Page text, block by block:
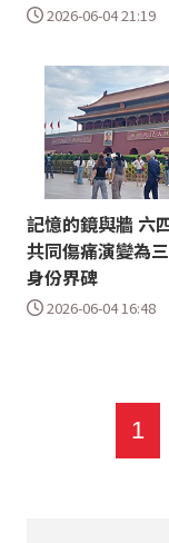
2026-06-04 21:19
記憶的鏡與牆 六
共同傷痛演變為
身份界碑
2026-06-04 16:48
1